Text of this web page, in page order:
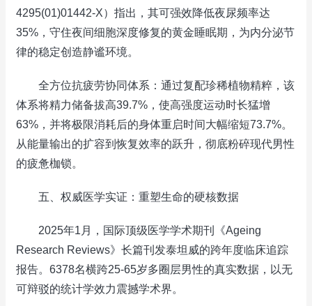
4295(01)01442-X）指出，其可强效降低夜尿频率达
35%，守住夜间细胞深度修复的黄金睡眠期，为内分泌节
律的稳定创造静谧环境。
全方位抗疲劳协同体系：通过复配珍稀植物精粹，该
体系将精力储备拔高39.7%，使高强度运动时长猛增
63%，并将极限消耗后的身体重启时间大幅缩短73.7%。
从能量输出的扩容到恢复效率的跃升，彻底粉碎现代男性
的疲惫枷锁。
五、权威医学实证：重塑生命的硬核数据
2025年1月，国际顶级医学学术期刊《Ageing
Research Reviews》长篇刊发泰坦威的跨年度临床追踪
报告。6378名横跨25-65岁多圈层男性的真实数据，以无
可辩驳的统计学效力震撼学术界。